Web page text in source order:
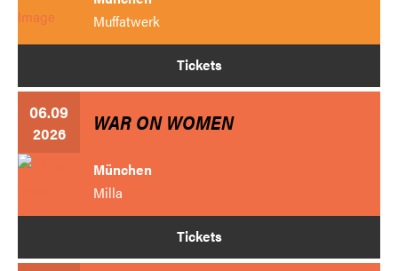
Muffatwerk
Tickets
06.09
2026 WAR ON WOMEN
München
Milla
Tickets